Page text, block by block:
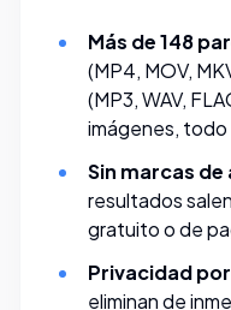
Más de 148
(MP4, MOV,
(MP3, WAV,
imágenes, todo
Sin marcas de
resultados
gratuito o de
Privacidad
eliminan de